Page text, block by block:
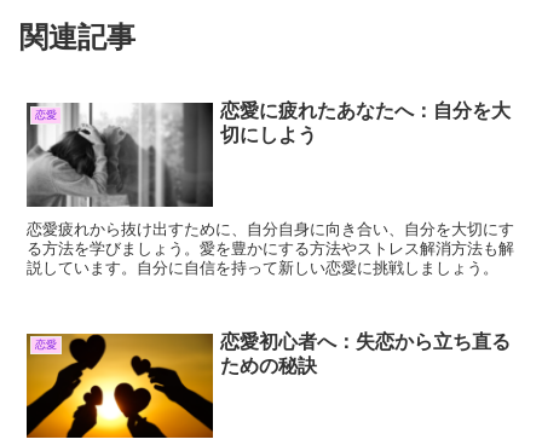
関連記事
恋愛
恋愛に疲れたあなたへ：自分を大
切にしよう
恋愛疲れから抜け出すために、自分自身に向き合い、自分を大切にす
る方法を学びましょう。愛を豊かにする方法やストレス解消方法も解
説しています。自分に自信を持って新しい恋愛に挑戦しましょう。
恋愛
恋愛初心者へ：失恋から立ち直る
ための秘訣